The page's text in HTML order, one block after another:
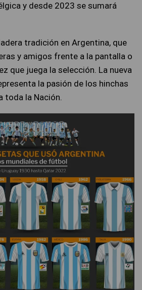
y desde 2023 se sumará
tradición en Argentina, que
y amigos frente a la pantalla o
que juega la selección. La nueva
la pasión de los hinchas
toda la Nación.